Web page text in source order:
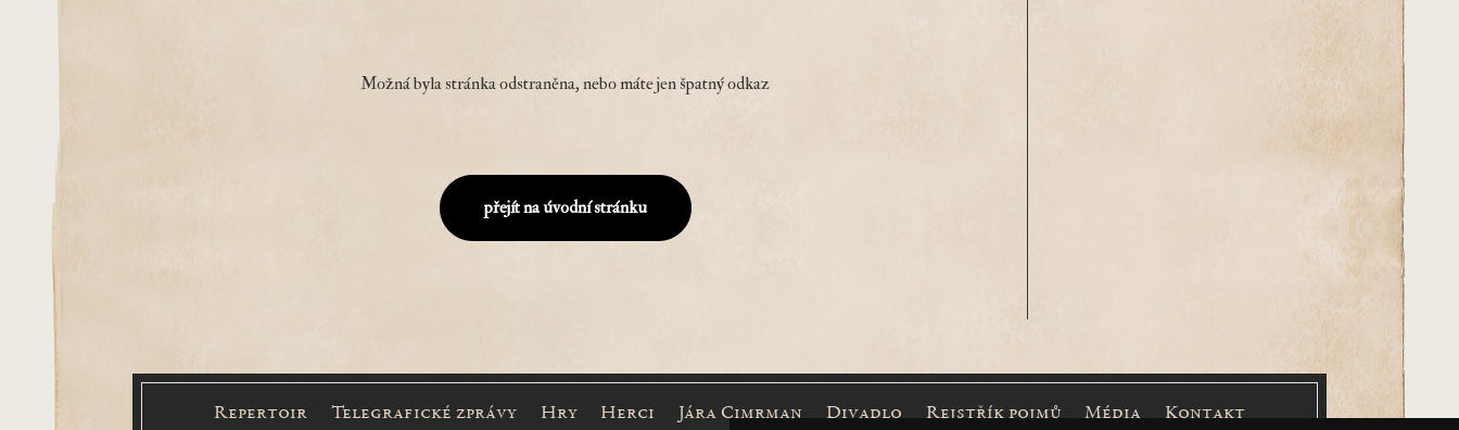
Možná byla stránka odstraněna, nebo máte jen špatný odkaz
přejít na úvodní stránku
Repertoir Telegrafické zprávy Hry Herci Jára Cimrman Divadlo Rejstřík pojmů Média Kontakt